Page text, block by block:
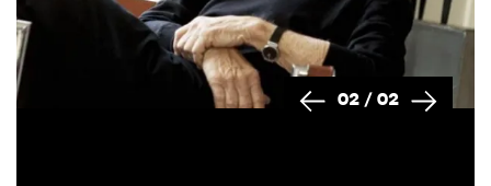
02 / 02